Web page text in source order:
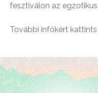
fesztiválon az
További infókért kattints